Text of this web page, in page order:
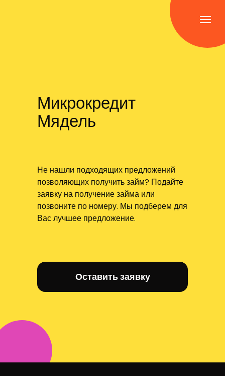
Оставить заявку
Микрокредит
Мядель
Не нашли подходящих предложений
позволяющих получить займ? Подайте
заявку на получение займа или
позвоните по номеру. Мы подберем для
Вас лучшее предложение.